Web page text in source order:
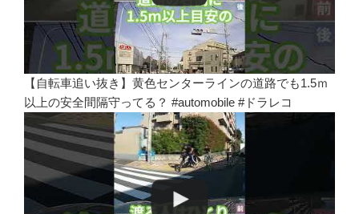
【自転車追い抜き】黄色センターラインの道路でも1.5ｍ
以上の安全間隔守ってる？ #automobile #ドラレコ